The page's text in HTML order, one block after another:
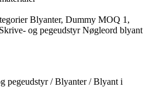
Blyanter, Dummy MOQ 1 ,
Skrive- og pegeudstyr Nøgleord blyant
pegeudstyr/Blyanter/Blyant i